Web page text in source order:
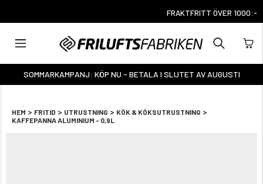
FRAKTFRITT ÖVER 1000:-
SOMMARKAMPANJ: KÖP NU - BETALA I SLUTET AV AUGUSTI
HEM > FRITID > UTRUSTNING > KÖK & KÖKSUTRUSTNING >
KAFFEPANNA ALUMINIUM - 0,9L